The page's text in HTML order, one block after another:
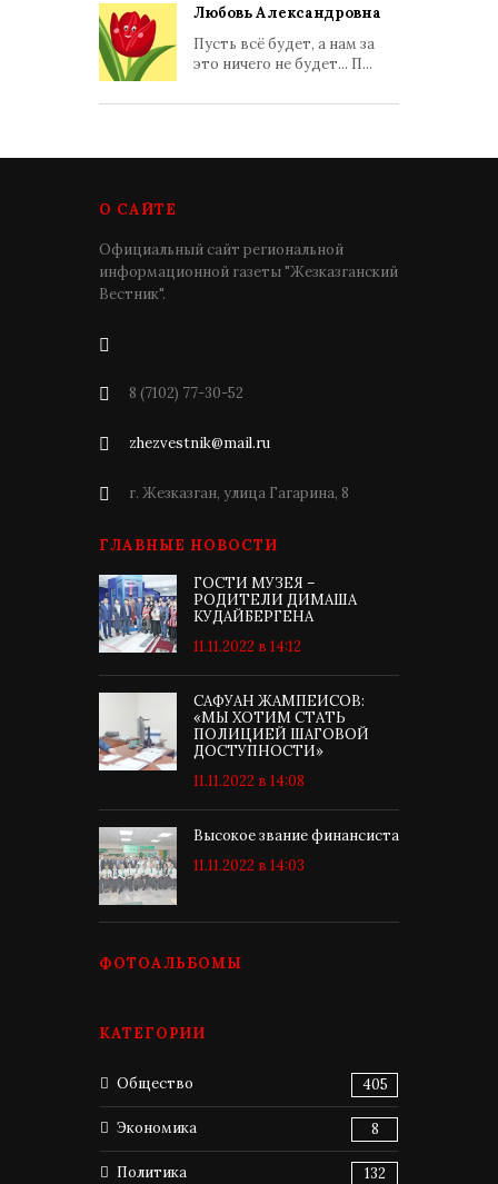
Любовь Александровна
Пусть всё будет, а нам за
это ничего не будет... П...
О САЙТЕ
Официальный сайт региональной
информационной газеты "Жезказганский
Вестник".
8 (7102) 77-30-52
zhezvestnik@mail.ru
г. Жезказган, улица Гагарина, 8
ГЛАВНЫЕ НОВОСТИ
ГОСТИ МУЗЕЯ –
РОДИТЕЛИ ДИМАША
КУДАЙБЕРГЕНА
11.11.2022 в 14:12
САФУАН ЖАМПЕИСОВ:
«МЫ ХОТИМ СТАТЬ
ПОЛИЦИЕЙ ШАГОВОЙ
ДОСТУПНОСТИ»
11.11.2022 в 14:08
Высокое звание финансиста
11.11.2022 в 14:03
ФОТОАЛЬБОМЫ
КАТЕГОРИИ
Общество 405
Экономика 8
Политика 132